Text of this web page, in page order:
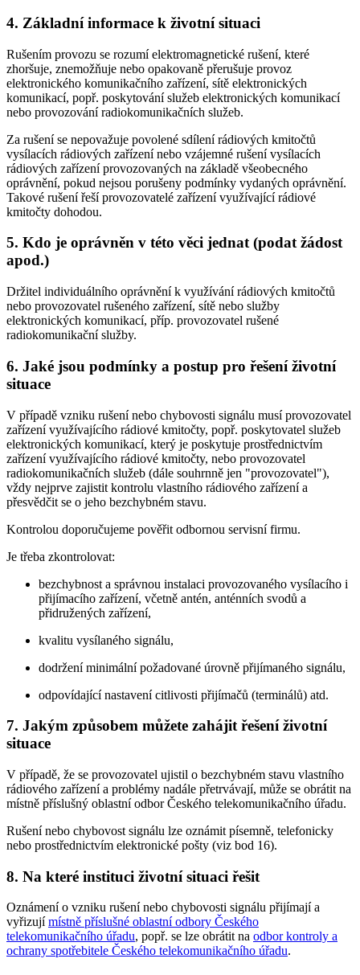
4. Základní informace k životní situaci
Rušením provozu se rozumí elektromagnetické rušení, které
zhoršuje, znemožňuje nebo opakovaně přerušuje provoz
elektronického komunikačního zařízení, sítě elektronických
komunikací, popř. poskytování služeb elektronických komunikací
nebo provozování radiokomunikačních služeb.
Za rušení se nepovažuje povolené sdílení rádiových kmitočtů
vysílacích rádiových zařízení nebo vzájemné rušení vysílacích
rádiových zařízení provozovaných na základě všeobecného
oprávnění, pokud nejsou porušeny podmínky vydaných oprávnění.
Takové rušení řeší provozovatelé zařízení využívající rádiové
kmitočty dohodou.
5. Kdo je oprávněn v této věci jednat (podat žádost
apod.)
Držitel individuálního oprávnění k využívání rádiových kmitočtů
nebo provozovatel rušeného zařízení, sítě nebo služby
elektronických komunikací, příp. provozovatel rušené
radiokomunikační služby.
6. Jaké jsou podmínky a postup pro řešení životní
situace
V případě vzniku rušení nebo chybovosti signálu musí provozovatel
zařízení využívajícího rádiové kmitočty, popř. poskytovatel služeb
elektronických komunikací, který je poskytuje prostřednictvím
zařízení využívajícího rádiové kmitočty, nebo provozovatel
radiokomunikačních služeb (dále souhrnně jen "provozovatel"),
vždy nejprve zajistit kontrolu vlastního rádiového zařízení a
přesvědčit se o jeho bezchybném stavu.
Kontrolou doporučujeme pověřit odbornou servisní firmu.
Je třeba zkontrolovat:
bezchybnost a správnou instalaci provozovaného vysílacího i
přijímacího zařízení, včetně antén, anténních svodů a
přidružených zařízení,
kvalitu vysílaného signálu,
dodržení minimální požadované úrovně přijímaného signálu,
odpovídající nastavení citlivosti přijímačů (terminálů) atd.
7. Jakým způsobem můžete zahájit řešení životní
situace
V případě, že se provozovatel ujistil o bezchybném stavu vlastního
rádiového zařízení a problémy nadále přetrvávají, může se obrátit na
místně příslušný oblastní odbor Českého telekomunikačního úřadu.
Rušení nebo chybovost signálu lze oznámit písemně, telefonicky
nebo prostřednictvím elektronické pošty (viz bod 16).
8. Na které instituci životní situaci řešit
Oznámení o vzniku rušení nebo chybovosti signálu přijímají a
vyřizujímístně příslušné oblastní odbory Českého
telekomunikačního úřadu, popř. se lze obrátit na odbor kontroly a
ochrany spotřebitele Českého telekomunikačního úřadu.